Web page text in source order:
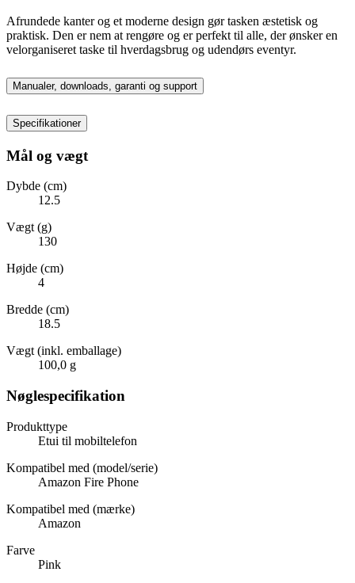
Afrundede kanter og et moderne design gør tasken æstetisk og
praktisk. Den er nem at rengøre og er perfekt til alle, der ønsker en
velorganiseret taske til hverdagsbrug og udendørs eventyr.
Manualer, downloads, garanti og support
Specifikationer
Mål og vægt
Dybde (cm)
12.5
Vægt (g)
130
Højde (cm)
4
Bredde (cm)
18.5
Vægt (inkl. emballage)
100,0 g
Nøglespecifikation
Produkttype
Etui til mobiltelefon
Kompatibel med (model/serie)
Amazon Fire Phone
Kompatibel med (mærke)
Amazon
Farve
Pink